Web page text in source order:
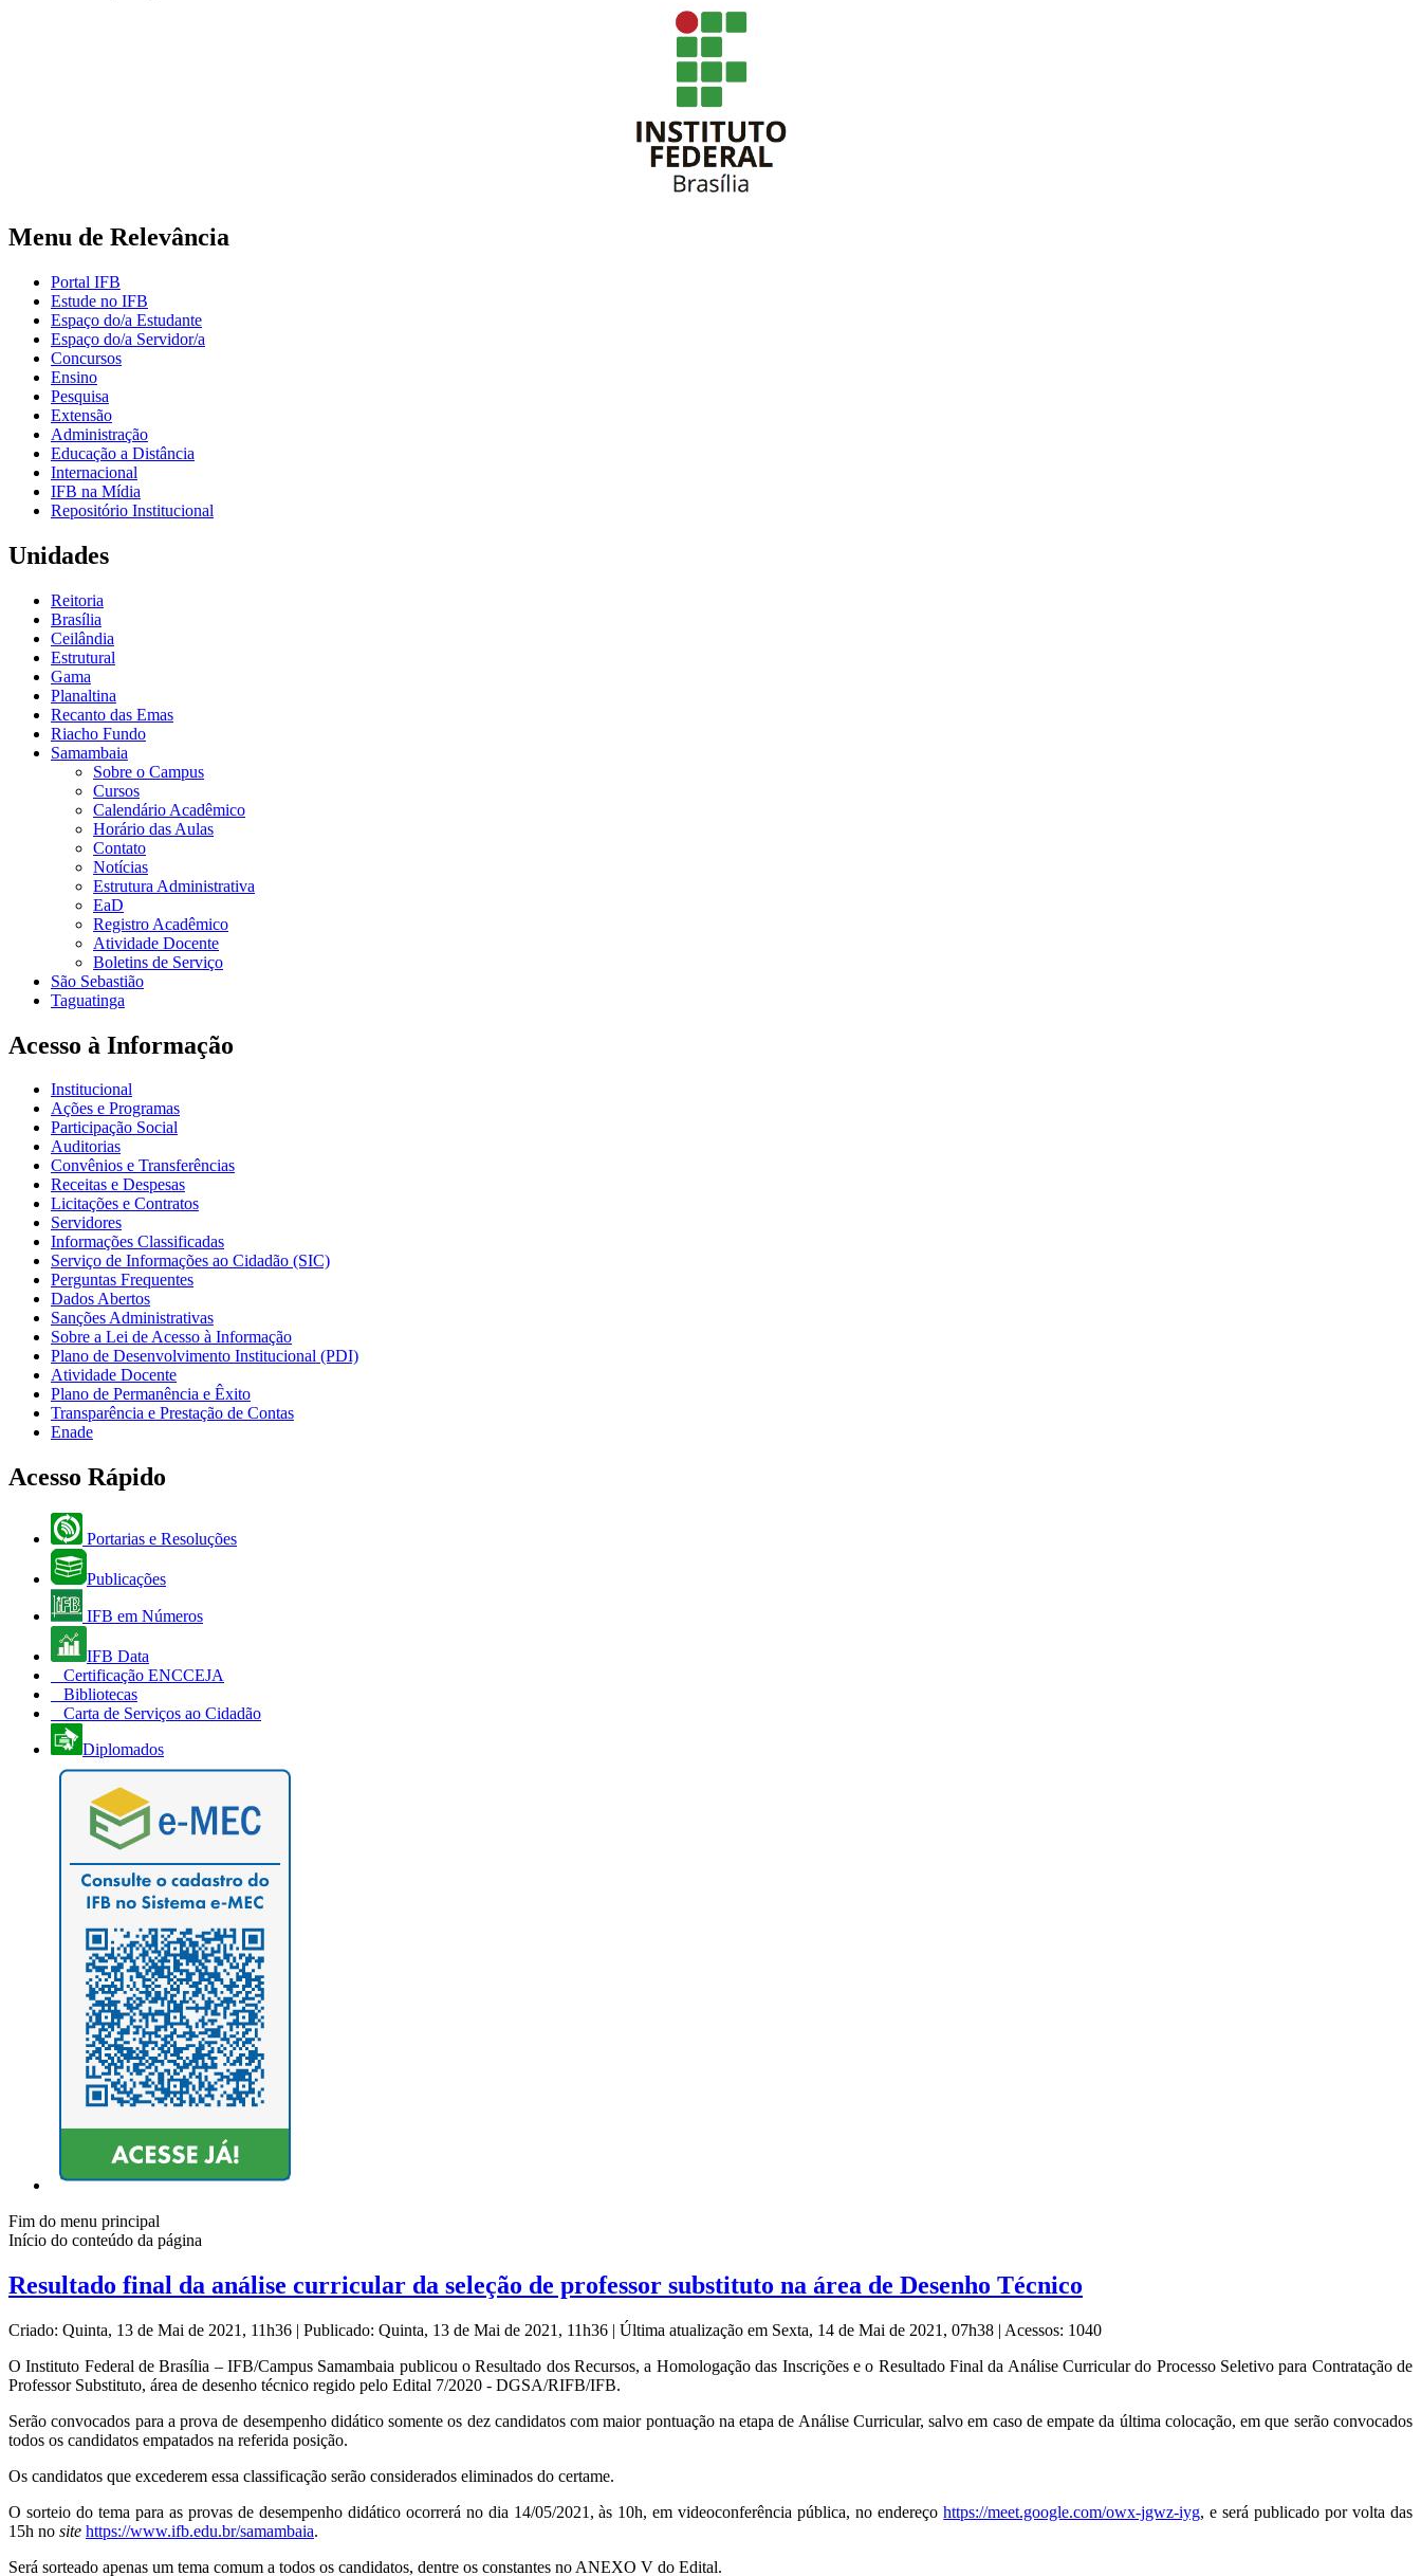
Menu de Relevância
Portal IFB
Estude no IFB
Espaço do/a Estudante
Espaço do/a Servidor/a
Concursos
Ensino
Pesquisa
Extensão
Administração
Educação a Distância
Internacional
IFB na Mídia
Repositório Institucional
Unidades
Reitoria
Brasília
Ceilândia
Estrutural
Gama
Planaltina
Recanto das Emas
Riacho Fundo
Samambaia
Sobre o Campus
Cursos
Calendário Acadêmico
Horário das Aulas
Contato
Notícias
Estrutura Administrativa
EaD
Registro Acadêmico
Atividade Docente
Boletins de Serviço
São Sebastião
Taguatinga
Acesso à Informação
Institucional
Ações e Programas
Participação Social
Auditorias
Convênios e Transferências
Receitas e Despesas
Licitações e Contratos
Servidores
Informações Classificadas
Serviço de Informações ao Cidadão (SIC)
Perguntas Frequentes
Dados Abertos
Sanções Administrativas
Sobre a Lei de Acesso à Informação
Plano de Desenvolvimento Institucional (PDI)
Atividade Docente
Plano de Permanência e Êxito
Transparência e Prestação de Contas
Enade
Acesso Rápido
Portarias e Resoluções
Publicações
IFB em Números
IFB Data
Certificação ENCCEJA
Bibliotecas
Carta de Serviços ao Cidadão
Diplomados
Fim do menu principal
Início do conteúdo da página
Resultado final da análise curricular da seleção de professor substituto na área de Desenho Técnico
Criado: Quinta, 13 de Mai de 2021, 11h36 | Publicado: Quinta, 13 de Mai de 2021, 11h36 | Última atualização em Sexta, 14 de Mai de 2021, 07h38 | Acessos: 1040
O Instituto Federal de Brasília – IFB/Campus Samambaia publicou o Resultado dos Recursos, a Homologação das Inscrições e o Resultado Final da Análise Curricular do Processo Seletivo para Contratação de
Professor Substituto, área de desenho técnico regido pelo Edital 7/2020 - DGSA/RIFB/IFB.
Serão convocados para a prova de desempenho didático somente os dez candidatos com maior pontuação na etapa de Análise Curricular, salvo em caso de empate da última colocação, em que serão convocados
todos os candidatos empatados na referida posição.
Os candidatos que excederem essa classificação serão considerados eliminados do certame.
O sorteio do tema para as provas de desempenho didático ocorrerá no dia 14/05/2021, às 10h, em videoconferência pública, no endereçohttps://meet.google.com/owx-jgwz-iyg, e será publicado por volta das
15h no site https://www.ifb.edu.br/samambaia.
Será sorteado apenas um tema comum a todos os candidatos, dentre os constantes no ANEXO V do Edital.